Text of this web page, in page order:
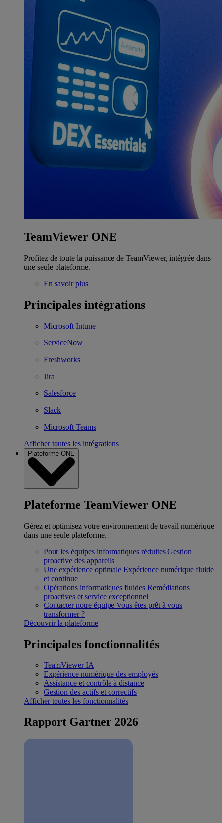
TeamViewer ONE
Profitez de toute la puissance de TeamViewer, intégrée dans
une seule plateforme.
En savoir plus
Principales intégrations
Microsoft Intune
ServiceNow
Freshworks
Jira
Salesforce
Slack
Microsoft Teams
Afficher toutes les intégrations
Plateforme ONE
Plateforme TeamViewer ONE
Gérez et optimisez votre environnement de travail numérique
dans une seule plateforme.
Pour les équipes informatiques réduites Gestion
proactive des appareils
Une expérience optimale Expérience numérique fluide
et continue
Opérations informatiques fluides Remédiations
proactives et service exceptionnel
Contacter notre équipe Vous êtes prêt à vous
transformer ?
Découvrir la plateforme
Principales fonctionnalités
TeamViewer IA
Expérience numérique des employés
Assistance et contrôle à distance
Gestion des actifs et correctifs
Afficher toutes les fonctionnalités
Rapport Gartner 2026